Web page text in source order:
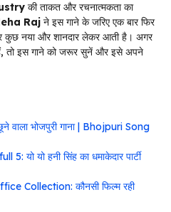
की ताकत और रचनात्मकता का
Raj ने इस गाने के जरिए एक बार फिर
कुछ नया और शानदार लेकर आती है। अगर
तो इस गाने को जरूर सुनें और इसे अपने
वाला भोजपुरी गाना | Bhojpuri Song
यो यो हनी सिंह का धमाकेदार पार्टी
Collection: कौनसी फिल्म रही